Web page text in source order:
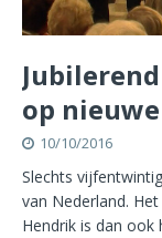
op
10/10/2016
Slechts
van Nederland.
Hendrik is dan